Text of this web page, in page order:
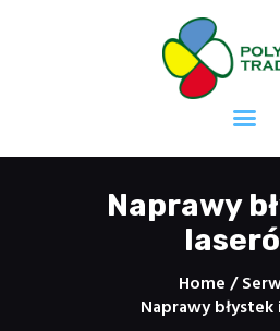
Naprawy
Home
Naprawy
Druk offsetowy
Druk
Druk sitodrukowy
Druk taśm
samoprzylepnych